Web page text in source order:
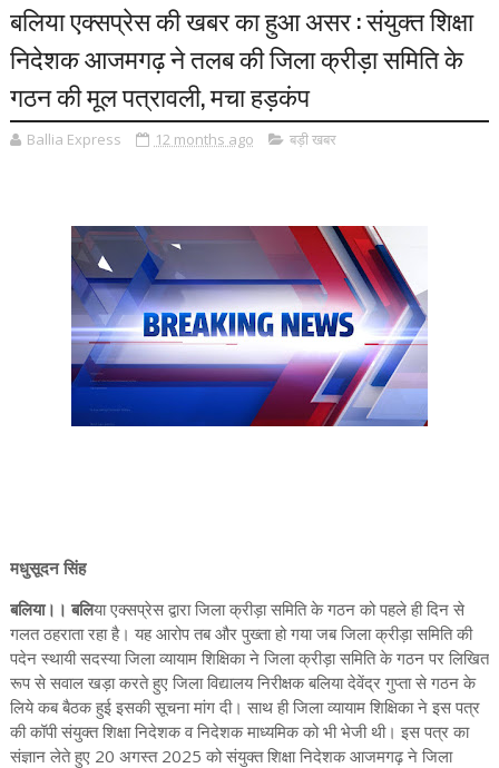
बलिया एक्सप्रेस की खबर का हुआ असर : संयुक्त शिक्षा
निदेशक आजमगढ़ ने तलब की जिला क्रीड़ा समिति के
गठन की मूल पत्रावली, मचा हड़कंप
Ballia Express 12 months ago बड़ी खबर
मधुसूदन सिंह
बलिया।। बलिया एक्सप्रेस द्वारा जिला क्रीड़ा समिति के गठन को पहले ही दिन से
गलत ठहराता रहा है। यह आरोप तब और पुख्ता हो गया जब जिला क्रीड़ा समिति की
पदेन स्थायी सदस्या जिला व्यायाम शिक्षिका ने जिला क्रीड़ा समिति के गठन पर लिखित
रूप से सवाल खड़ा करते हुए जिला विद्यालय निरीक्षक बलिया देवेंद्र गुप्ता से गठन के
लिये कब बैठक हुई इसकी सूचना मांग दी। साथ ही जिला व्यायाम शिक्षिका ने इस पत्र
की कॉपी संयुक्त शिक्षा निदेशक व निदेशक माध्यमिक को भी भेजी थी। इस पत्र का
संज्ञान लेते हुए 20 अगस्त 2025 को संयुक्त शिक्षा निदेशक आजमगढ़ ने जिला